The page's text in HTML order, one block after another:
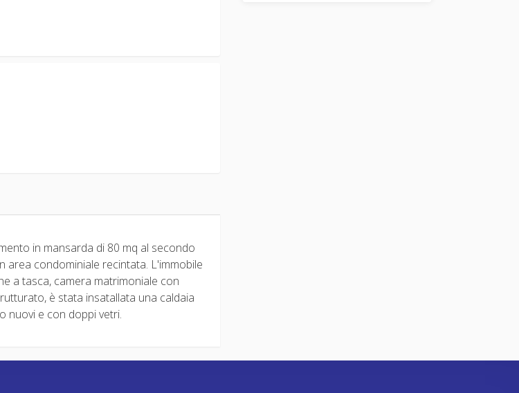
in mansarda di 80 mq al secondo
condominiale recintata. L'immobile
a tasca, camera matrimoniale con
è stata insatallata una caldaia
nuovi e con doppi vetri.